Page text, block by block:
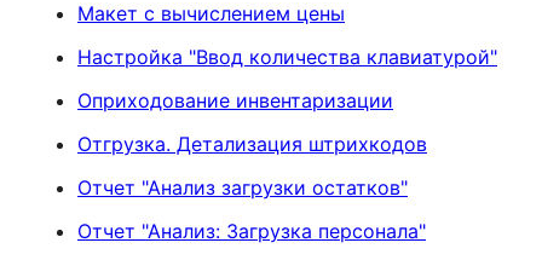
Макет с вычислением цены
Настройка "Ввод количества клавиатурой"
Оприходование инвентаризации
Отгрузка. Детализация штрихкодов
Отчет "Анализ загрузки остатков"
Отчет "Анализ: Загрузка персонала"